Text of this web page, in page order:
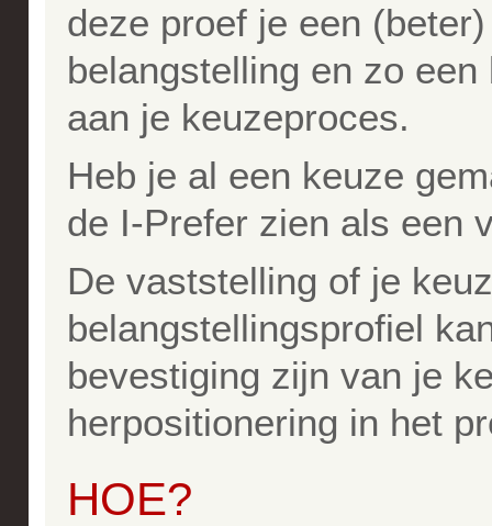
deze proef je een
belangstelling en zo
aan je keuzeproces.
Heb je al een keuze
de I-Prefer zien als een
De vaststelling of je
belangstellingsprofiel
bevestiging zijn van je
herpositionering in het
HOE?